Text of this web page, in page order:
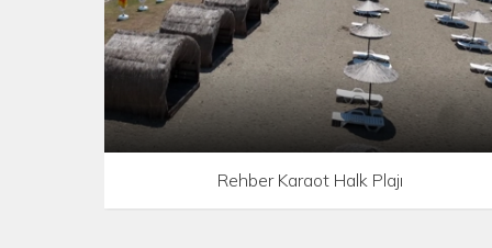
Rehber Karaot Halk Plajı